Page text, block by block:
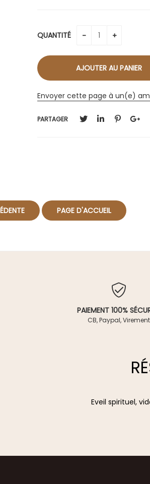
QUANTITÉ
Envoyer cette page à un(e)
PARTAGER
PAIEMENT 100%
CB, Paypal, Virement
Eveil spirituel,